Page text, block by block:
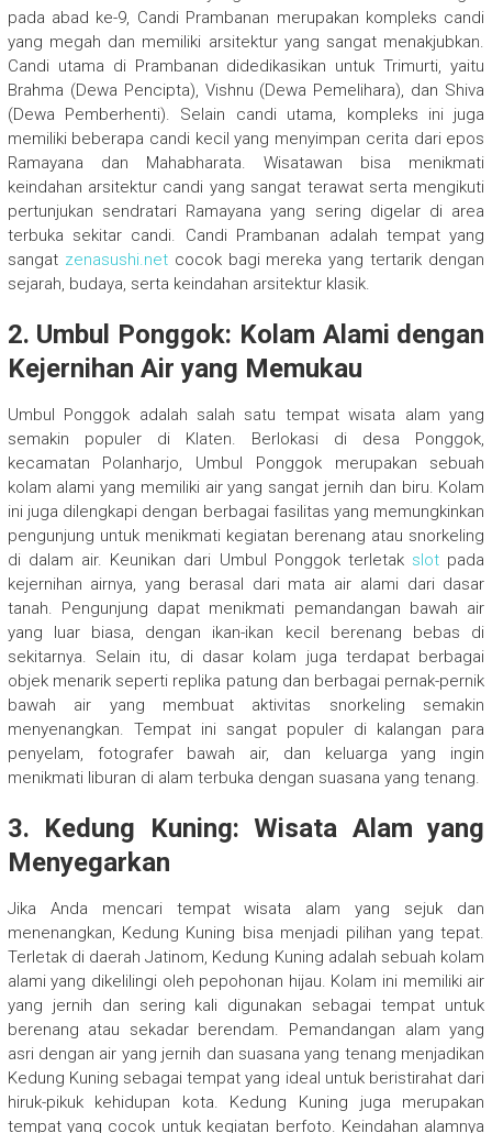
pada abad ke-9, Candi Prambanan merupakan kompleks candi
yang megah dan memiliki arsitektur yang sangat menakjubkan.
Candi utama di Prambanan didedikasikan untuk Trimurti, yaitu
Brahma (Dewa Pencipta), Vishnu (Dewa Pemelihara), dan Shiva
(Dewa Pemberhenti). Selain candi utama, kompleks ini juga
memiliki beberapa candi kecil yang menyimpan cerita dari epos
Ramayana dan Mahabharata. Wisatawan bisa menikmati
keindahan arsitektur candi yang sangat terawat serta mengikuti
pertunjukan sendratari Ramayana yang sering digelar di area
terbuka sekitar candi. Candi Prambanan adalah tempat yang
sangat zenasushi.netcocok bagi mereka yang tertarik dengan
sejarah, budaya, serta keindahan arsitektur klasik.
2. Umbul Ponggok: Kolam Alami dengan
Kejernihan Air yang Memukau
Umbul Ponggok adalah salah satu tempat wisata alam yang
semakin populer di Klaten. Berlokasi di desa Ponggok,
kecamatan Polanharjo, Umbul Ponggok merupakan sebuah
kolam alami yang memiliki air yang sangat jernih dan biru. Kolam
ini juga dilengkapi dengan berbagai fasilitas yang memungkinkan
pengunjung untuk menikmati kegiatan berenang atau snorkeling
di dalam air. Keunikan dari Umbul Ponggok terletak slot pada
kejernihan airnya, yang berasal dari mata air alami dari dasar
tanah. Pengunjung dapat menikmati pemandangan bawah air
yang luar biasa, dengan ikan-ikan kecil berenang bebas di
sekitarnya. Selain itu, di dasar kolam juga terdapat berbagai
objek menarik seperti replika patung dan berbagai pernak-pernik
bawah air yang membuat aktivitas snorkeling semakin
menyenangkan. Tempat ini sangat populer di kalangan para
penyelam, fotografer bawah air, dan keluarga yang ingin
menikmati liburan di alam terbuka dengan suasana yang tenang.
3. Kedung Kuning: Wisata Alam yang
Menyegarkan
Jika Anda mencari tempat wisata alam yang sejuk dan
menenangkan, Kedung Kuning bisa menjadi pilihan yang tepat.
Terletak di daerah Jatinom, Kedung Kuning adalah sebuah kolam
alami yang dikelilingi oleh pepohonan hijau. Kolam ini memiliki air
yang jernih dan sering kali digunakan sebagai tempat untuk
berenang atau sekadar berendam. Pemandangan alam yang
asri dengan air yang jernih dan suasana yang tenang menjadikan
Kedung Kuning sebagai tempat yang ideal untuk beristirahat dari
hiruk-pikuk kehidupan kota. Kedung Kuning juga merupakan
tempat yang cocok untuk kegiatan berfoto. Keindahan alamnya